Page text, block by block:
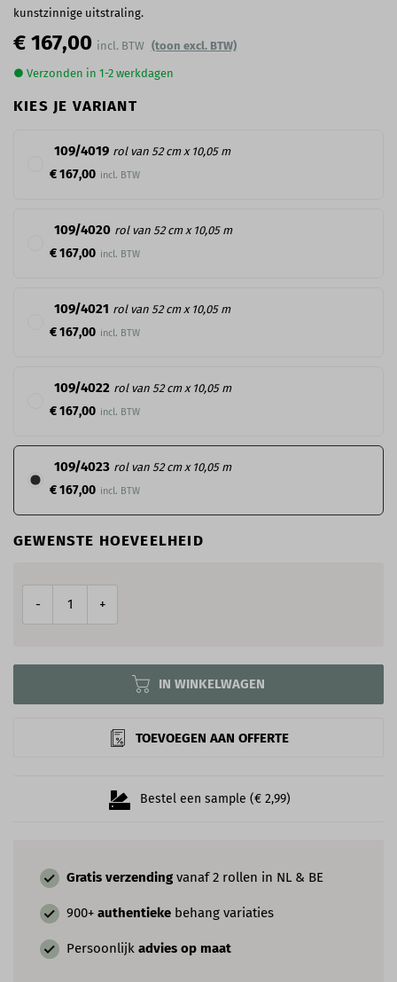
Gratis verzending vanaf 2 rollen in NL & BE
900+ authentieke behang variaties
Persoonlijk advies op maat
€ 167,00 (toon excl. BTW)
● Verzonden in 1-2 werkdagen
KIES JE VARIANT
109/4019 rol van 52 cm x 10,05 m
€ 167,00
109/4020 rol van 52 cm x 10,05 m
€ 167,00
109/4021 rol van 52 cm x 10,05 m
€ 167,00
109/4022 rol van 52 cm x 10,05 m
€ 167,00
109/4023 rol van 52 cm x 10,05 m
€ 167,00
Bestel een sample (€ 2,99)
GEWENSTE HOEVEELHEID
- +
IN WINKELWAGEN
TOEVOEGEN AAN OFFERTE
kunstzinnige uitstraling.